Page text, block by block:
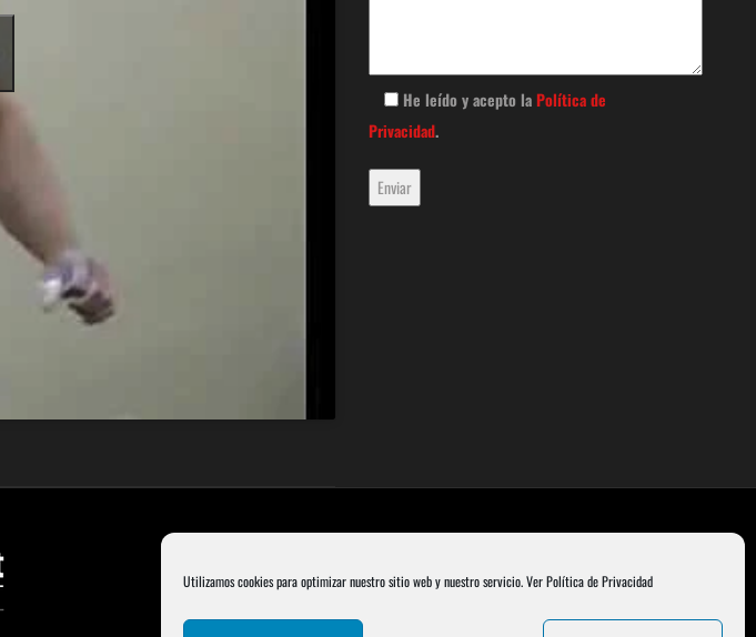
Utilizamos cookies para optimizar nuestro sitio web y nuestro servicio.Ver Política de Privacidad
He leído y acepto laPolítica de
Privacidad.